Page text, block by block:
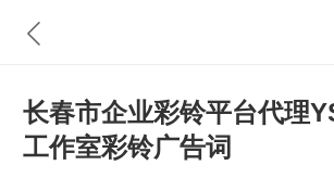
长春市企业彩铃平台代理
工作室彩铃广告词